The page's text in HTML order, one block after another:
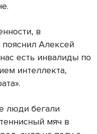
в
пояснил Алексей
есть инвалиды по
интеллекта,
люди бегали
мяч в